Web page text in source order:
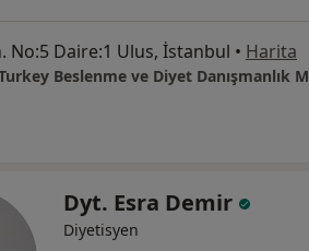
No:5 Daire:1 Ulus, İstanbul • Harita
Dyt. Esra Demir
Diyetisyen